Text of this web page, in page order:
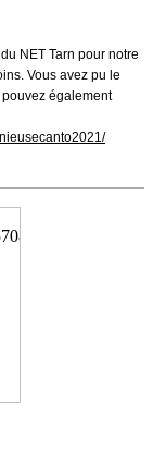
NET Tarn pour notre
Vous avez pu le
également